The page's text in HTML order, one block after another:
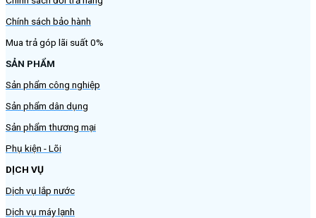
Chính sách bảo hành
Mua trả góp lãi suất 0%
SẢN PHẨM
Sản phẩm công nghiệp
Sản phẩm dân dụng
Sản phẩm thương mại
Phụ kiện - Lõi
DỊCH VỤ
Dịch vụ lắp nước
Dịch vụ máy lạnh